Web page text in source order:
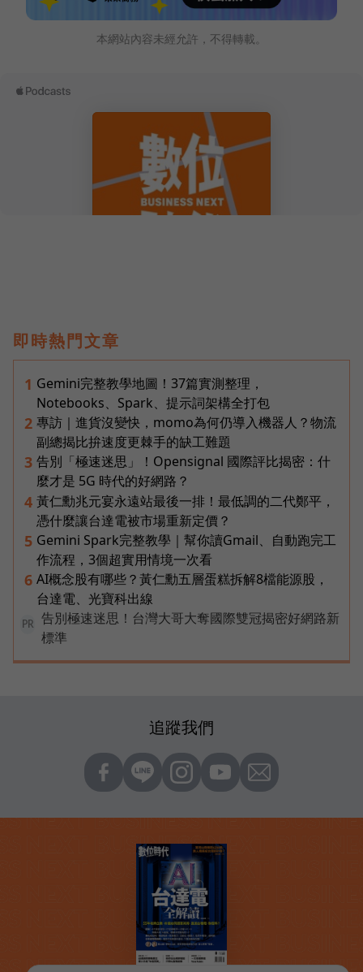
本網站內容未經允許，不得轉載。
即時熱門文章
1 Gemini完整教學地圖！37篇實測整理，
Notebooks、Spark、提示詞架構全打包
2 專訪｜進貨沒變快，momo為何仍導入機器人？物流
副總揭比拚速度更棘手的缺工難題
3 告別「極速迷思」！Opensignal 國際評比揭密：什
麼才是 5G 時代的好網路？
4 黃仁勳兆元宴永遠站最後一排！最低調的二代鄭平，
憑什麼讓台達電被市場重新定價？
5 Gemini Spark完整教學｜幫你讀Gmail、自動跑完工
作流程，3個超實用情境一次看
6 AI概念股有哪些？黃仁勳五層蛋糕拆解8檔能源股，
台達電、光寶科出線
PR
告別極速迷思！台灣大哥大奪國際雙冠揭密好網路新
標準
追蹤我們